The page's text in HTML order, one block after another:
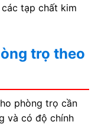
tạp chất kim
trọ theo
phòng trọ cần
và có độ chính